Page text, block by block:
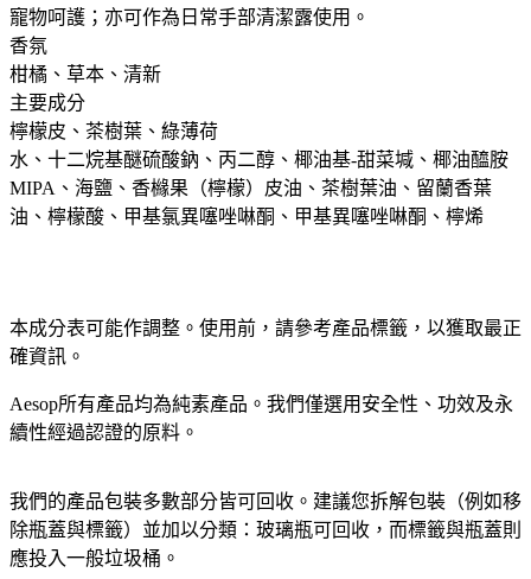
寵物呵護；亦可作為日常手部清潔露使用。
香氛 ​
柑橘、草本、清新
主要成分 ​
檸檬皮、茶樹葉、綠薄荷
水、十二烷基醚硫酸鈉、丙二醇、椰油基-甜菜堿、椰油醯胺
MIPA、海鹽、香櫞果（檸檬）皮油、茶樹葉油、留蘭香葉
油、檸檬酸、甲基氯異噻唑啉酮、甲基異噻唑啉酮、檸烯
本成分表可能作調整。使用前，請參考產品標籤，以獲取最正
確資訊。​
Aesop所有產品均為純素產品。我們僅選用安全性、功效及永
續性經過認證的原料。​
我們的產品包裝多數部分皆可回收。建議您拆解包裝（例如移
除瓶蓋與標籤）並加以分類：玻璃瓶可回收，而標籤與瓶蓋則
應投入一般垃圾桶。​